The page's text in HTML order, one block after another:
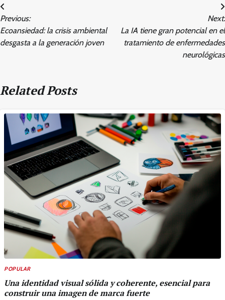
Post
navigation
Previous:
Ecoansiedad: la crisis ambiental
desgasta a la generación joven
Next:
La IA tiene gran potencial en el
tratamiento de enfermedades
neurológicas
Related Posts
POPULAR
Una identidad visual sólida y coherente, esencial para
construir una imagen de marca fuerte